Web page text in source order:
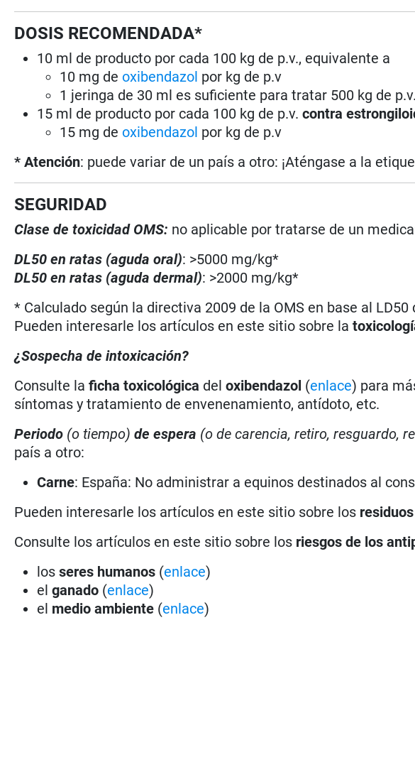
DOSIS RECOMENDADA*
10 ml de producto por cada 100 kg de p.v., equivalente a
10 mg deoxibendazol por kg de p.v
1 jeringa de 30 ml es suficiente para tratar 500 kg de p.v.
15 ml de producto por cada 100 kg de p.v.contra
15 mg deoxibendazol por kg de p.v
* Atención: puede variar de un país a otro: ¡Aténgase a la
SEGURIDAD
Clase de toxicidad OMS: no aplicable por tratarse de un
DL50 en ratas (aguda oral): >5000 mg/kg*
DL50 en ratas (aguda dermal): >2000 mg/kg*
* Calculado según la directiva 2009 de la OMS en base al
Pueden interesarle los artículos en este sitio sobre la
¿Sospecha de intoxicación?
Consulte laficha toxicológica deloxibendazol (enlace) para
síntomas y tratamiento de envenenamiento, antídoto, etc.
Periodo (o tiempo) de espera (o de carencia, retiro, resguardo,
país a otro:
Carne: España: No administrar a equinos destinados al
Pueden interesarle los artículos en este sitio sobre los
Consulte los artículos en este sitio sobre los riesgos de los
losseres humanos (enlace)
elganado (enlace)
el medio ambiente (enlace)